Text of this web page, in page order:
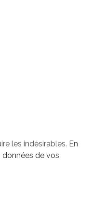
les indésirables. En
de vos